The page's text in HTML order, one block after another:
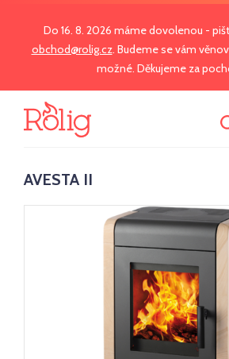
Do 16. 8. 2026 máme dovolenou -
obchod@rolig.cz. Budeme se vám
možné. Děkujeme za
AVESTA II